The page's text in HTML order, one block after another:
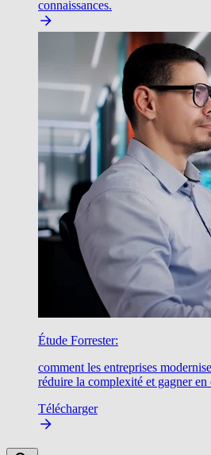
connaissances.
Étude Forrester:
comment les entreprises
réduire la complexité et gagner en
Télécharger